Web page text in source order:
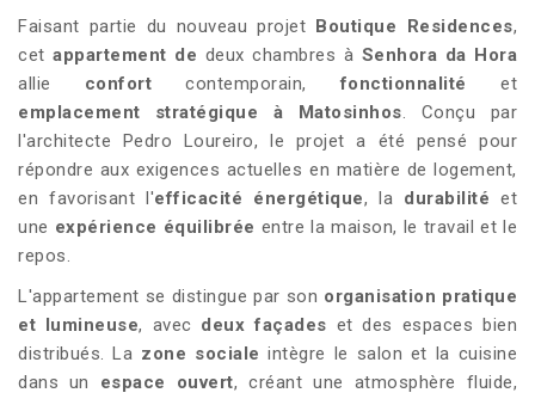
Faisant partie du nouveau projet
Boutique Residences,
cet appartement de deux chambres à Senhora da Hora
allie confort contemporain,fonctionnalité
et
emplacement stratégique à Matosinhos. Conçu par
l'architecte Pedro Loureiro, le projet a été pensé pour
répondre aux exigences actuelles en matière de logement,
en favorisant l'efficacité énergétique, la durabilité et
une expérience équilibrée entre la maison, le travail et le
repos.
L'appartement se distingue par son organisation pratique
et lumineuse, avec deux façades et des espaces bien
distribués. La zone socialeintègre le salon et la cuisine
dans un espace ouvert, créant une atmosphère fluide,